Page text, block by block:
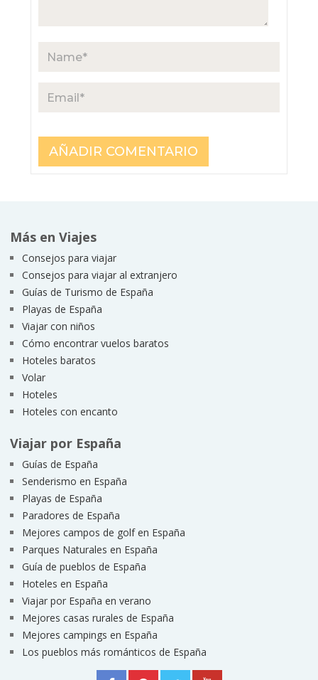
Más en Viajes
Consejos para viajar
Consejos para viajar al extranjero
Guías de Turismo de España
Playas de España
Viajar con niños
Cómo encontrar vuelos baratos
Hoteles baratos
Volar
Hoteles
Hoteles con encanto
Viajar por España
Guías de España
Senderismo en España
Playas de España
Paradores de España
Mejores campos de golf en España
Parques Naturales en España
Guía de pueblos de España
Hoteles en España
Viajar por España en verano
Mejores casas rurales de España
Mejores campings en España
Los pueblos más románticos de España